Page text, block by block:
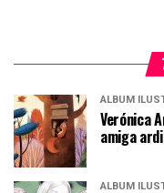
ÁLBUM
Verónica
amiga
ÁLBUM